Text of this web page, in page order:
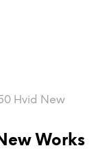
Hvid New
Works